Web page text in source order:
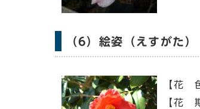
（6）絵姿（えすがた）
【花
【花